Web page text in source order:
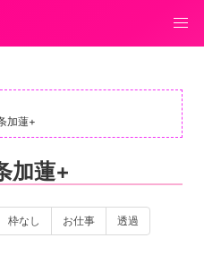
加蓮+
加蓮+
枠なし お仕事 透過